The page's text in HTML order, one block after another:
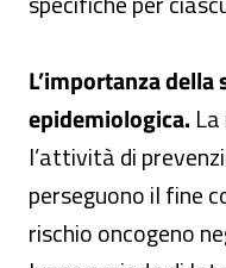
L’importanza
epidemiologica.
l’attività di
perseguono il fine
rischio oncogeno